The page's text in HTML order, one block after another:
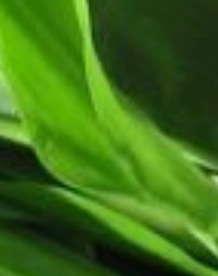
вместе с листьями и стеблями,
сложить в плотно закрывающиеся
пластиковые контейнеры,
не слишком уплотняя, и отправить
в морозильную камеру. Все,
заготовка готова.
В моей семье замороженная
черемша — стратегический запас
для вареников и пирожков.
Рецепту этому нас с сестрой
научил старший брат. В 90-е годы
прошлого века. Он повар
по одному из своих образований,
и даже не знаю, сам придумал
или у кого перенял. Но с тех пор
мы каждую весну черемшу ждали